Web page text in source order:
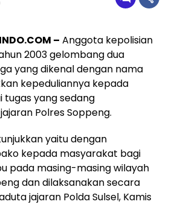
– Anggota kepolisian
2003 gelombang dua
yang dikenal dengan nama
kepeduliannya kepada
yang sedang
Polres Soppeng.
yaitu dengan
kepada masyarakat bagi
pada masing-masing wilayah
dan dilaksanakan secara
jajaran Polda Sulsel, Kamis